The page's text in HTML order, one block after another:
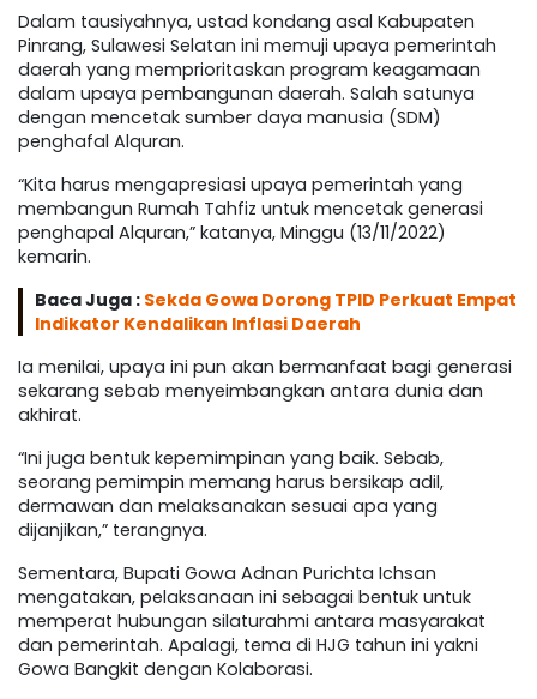
Dalam tausiyahnya, ustad kondang asal Kabupaten
Pinrang, Sulawesi Selatan ini memuji upaya pemerintah
daerah yang memprioritaskan program keagamaan
dalam upaya pembangunan daerah. Salah satunya
dengan mencetak sumber daya manusia (SDM)
penghafal Alquran.
“Kita harus mengapresiasi upaya pemerintah yang
membangun Rumah Tahfiz untuk mencetak generasi
penghapal Alquran,” katanya, Minggu (13/11/2022)
kemarin.
Baca Juga : Sekda Gowa Dorong TPID Perkuat Empat
Indikator Kendalikan Inflasi Daerah
Ia menilai, upaya ini pun akan bermanfaat bagi generasi
sekarang sebab menyeimbangkan antara dunia dan
akhirat.
“Ini juga bentuk kepemimpinan yang baik. Sebab,
seorang pemimpin memang harus bersikap adil,
dermawan dan melaksanakan sesuai apa yang
dijanjikan,” terangnya.
Sementara, Bupati Gowa Adnan Purichta Ichsan
mengatakan, pelaksanaan ini sebagai bentuk untuk
memperat hubungan silaturahmi antara masyarakat
dan pemerintah. Apalagi, tema di HJG tahun ini yakni
Gowa Bangkit dengan Kolaborasi.